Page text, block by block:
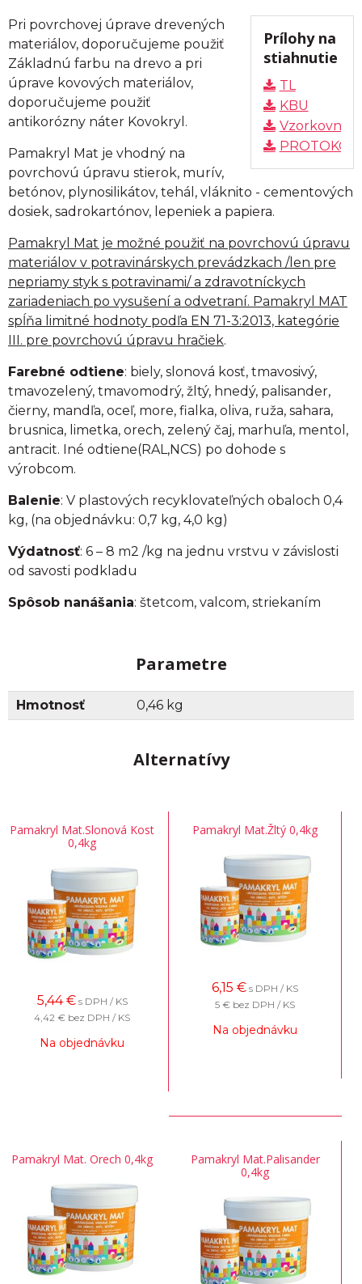
Prílohy na
stiahnutie
TL
KBU
Vzorkovník
PROTOKOL
Pri povrchovej úprave drevených
materiálov, doporučujeme použiť
Základnú farbu na drevo a pri
úprave kovových materiálov,
doporučujeme použiť
antikorózny náter Kovokryl.
Pamakryl Mat je vhodný na
povrchovú úpravu stierok, murív,
betónov, plynosilikátov, tehál, vláknito - cementových
dosiek, sadrokartónov, lepeniek a papiera.
Pamakryl Mat je možné použiť na povrchovú úpravu
materiálov v potravinárskych prevádzkach /len pre
nepriamy styk s potravinami/ a zdravotníckych
zariadeniach po vysušení a odvetraní. Pamakryl MAT
spĺňa limitné hodnoty podľa EN 71-3:2013, kategórie
III. pre povrchovú úpravu hračiek.
Farebné odtiene: biely, slonová kosť, tmavosivý,
tmavozelený, tmavomodrý, žltý, hnedý, palisander,
čierny, mandľa, oceľ, more, fialka, oliva, ruža, sahara,
brusnica, limetka, orech, zelený čaj, marhuľa, mentol,
antracit. Iné odtiene(RAL,NCS) po dohode s
výrobcom.
Balenie: V plastových recyklovateľných obaloch 0,4
kg, (na objednávku: 0,7 kg, 4,0 kg)
Výdatnosť: 6 – 8 m2 /kg na jednu vrstvu v závislosti
od savosti podkladu
Spôsob nanášania: štetcom, valcom, striekaním
Parametre
Hmotnosť 0,46 kg
Alternatívy
Pamakryl Mat.Slonová Kost
0,4kg
5,44 € s DPH / KS
4,42 € bez DPH / KS
Na objednávku
Pamakryl Mat.Žltý 0,4kg
6,15 € s DPH / KS
5 € bez DPH / KS
Na objednávku
Pamakryl Mat. Orech 0,4kg
Pamakryl Mat.Palisander
0,4kg